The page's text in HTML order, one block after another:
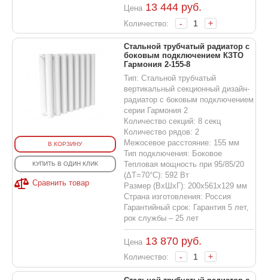
Цена 13 444руб.
Количество: - +
В КОРЗИНУ
КУПИТЬ В ОДИН КЛИК
Сравнить товар
Стальной трубчатый радиатор с
боковым подключением КЗТО
Гармония 2-155-8
Тип: Стальной трубчатый
вертикальный секционный дизайн-
радиатор с боковым подключением
серии Гармония 2
Количество секций: 8 секц
Количество рядов: 2
Межосевое расстояние: 155 мм
Тип подключения: Боковое
Тепловая мощность при 95/85/20
(ΔT=70°C): 592 Вт
Размер (ВхШхГ): 200х561х129 мм
Страна изготовления: Россия
Гарантийный срок: Гарантия 5 лет,
рок службы – 25 лет
Цена 13 870руб.
Количество: - +